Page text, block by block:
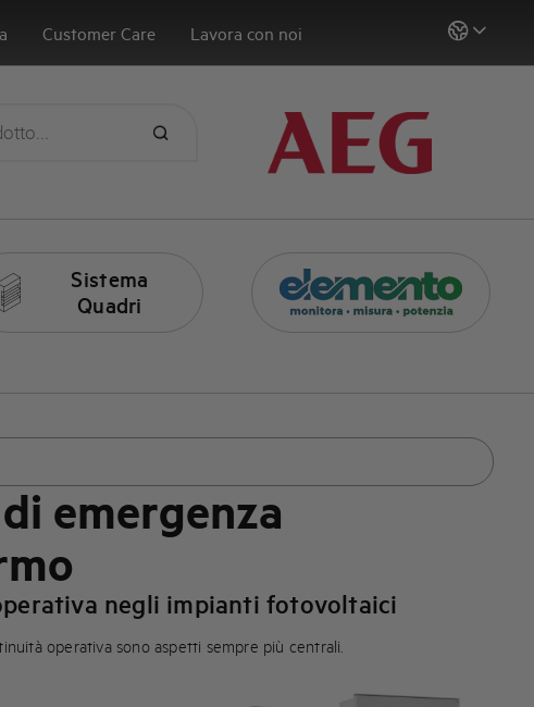
Customer Care Lavora con noi
Sistema
Quadri
emergenza
negli impianti fotovoltaici
operativa sono aspetti sempre più centrali.